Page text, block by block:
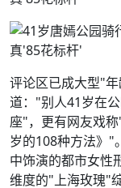
评论区已成大型"
道："别人41岁在
座"，更有网友戏
岁的108种方法》"
中饰演的都市女性
维度的"上海玫瑰"